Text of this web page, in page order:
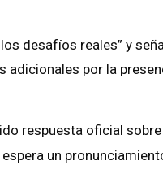
desafíos reales” y
adicionales por la
respuesta oficial sobre
un